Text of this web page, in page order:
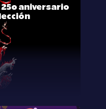
aniversario